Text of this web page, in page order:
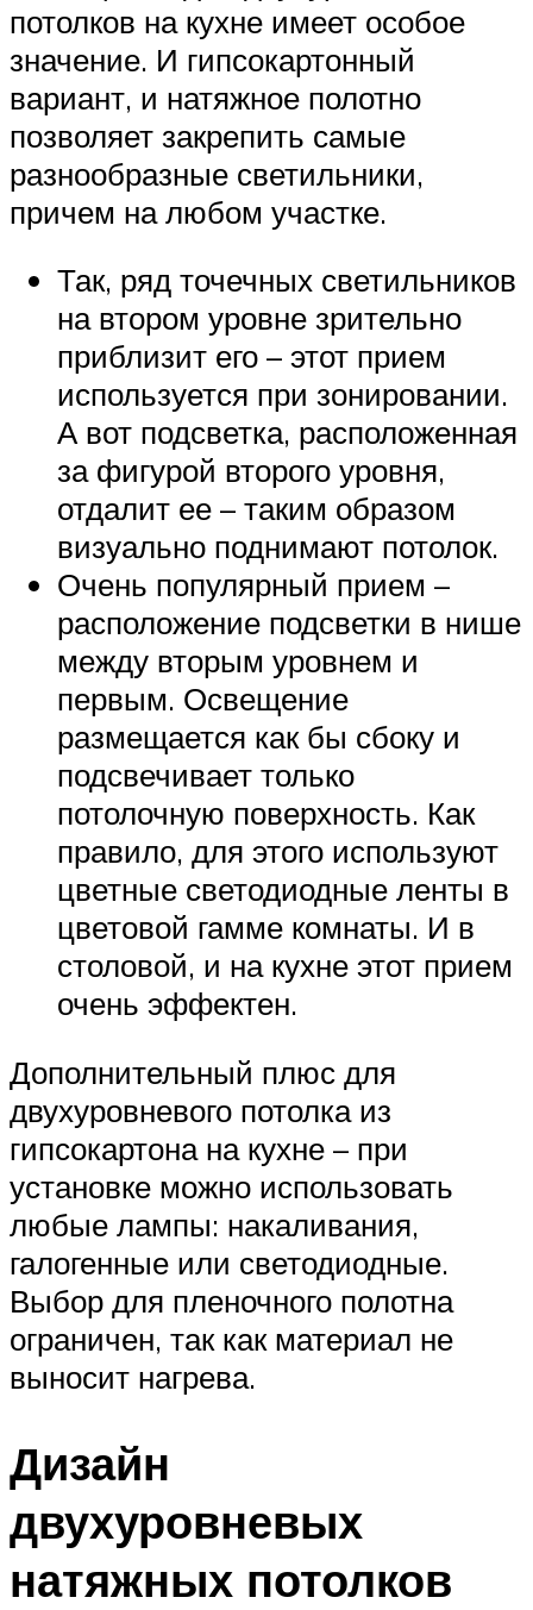
потолков на кухне имеет особое
значение. И гипсокартонный
вариант, и натяжное полотно
позволяет закрепить самые
разнообразные светильники,
причем на любом участке.
Так, ряд точечных светильников
на втором уровне зрительно
приблизит его – этот прием
используется при зонировании.
А вот подсветка, расположенная
за фигурой второго уровня,
отдалит ее – таким образом
визуально поднимают потолок.
Очень популярный прием –
расположение подсветки в нише
между вторым уровнем и
первым. Освещение
размещается как бы сбоку и
подсвечивает только
потолочную поверхность. Как
правило, для этого используют
цветные светодиодные ленты в
цветовой гамме комнаты. И в
столовой, и на кухне этот прием
очень эффектен.
Дополнительный плюс для
двухуровневого потолка из
гипсокартона на кухне – при
установке можно использовать
любые лампы: накаливания,
галогенные или светодиодные.
Выбор для пленочного полотна
ограничен, так как материал не
выносит нагрева.
Дизайн
двухуровневых
натяжных потолков